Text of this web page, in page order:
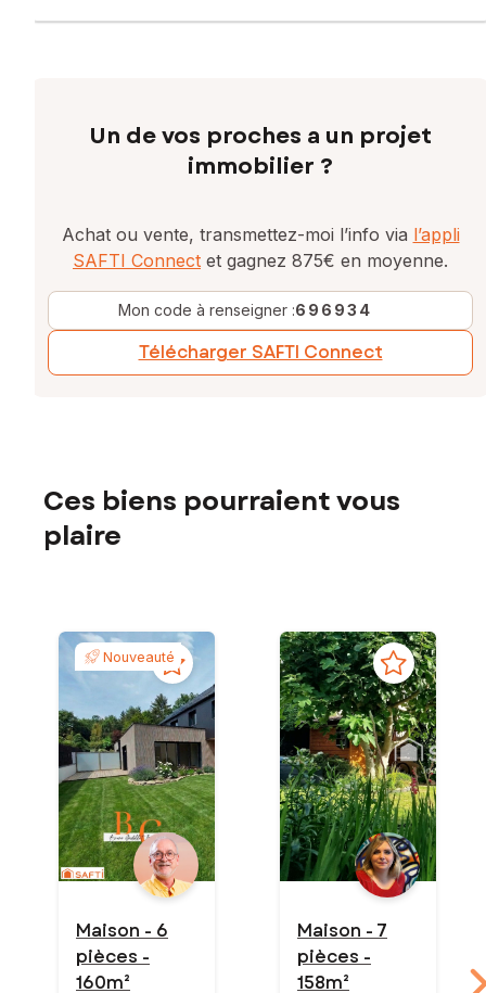
Un de vos proches a un projet
immobilier ?
Achat ou vente, transmettez-moi l’info via l’appli
SAFTI Connect et gagnez 875€ en moyenne.
Mon code à renseigner :696934
Télécharger SAFTI Connect
Ces biens pourraient vous
plaire
Nouveauté
Maison - 6
pièces -
160m²
Maison - 7
pièces -
158m²